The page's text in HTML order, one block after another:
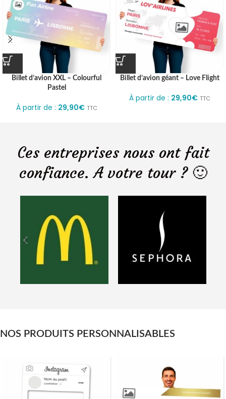
Billet d’avion XXL – Colourful
Pastel
À partir de : 29,90€ TTC
Billet d’avion géant – Love Flight
À partir de : 29,90€ TTC
Ces entreprises nous ont fait
confiance. A votre tour ? 🙂
NOS PRODUITS PERSONNALISABLES